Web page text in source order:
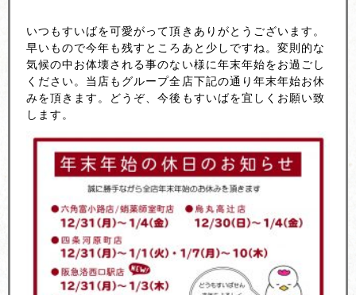
いつもすいばを可愛がって頂きありがとうございます。
早いもので今年も残すところあと少しですね。変則的な
気候の中お体壊される事のない様に年末年始をお過ごし
ください。当店もグループ全店下記の通り年末年始お休
みを頂きます。どうぞ、今後もすいばを宜しくお願い致
します。